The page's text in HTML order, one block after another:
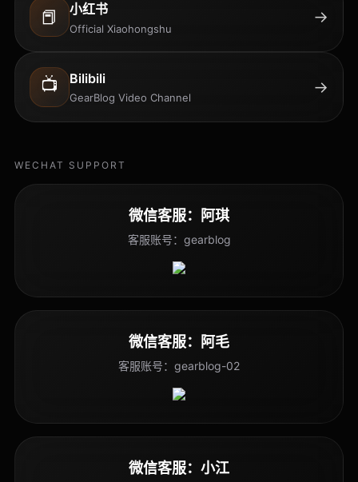
📕 小红书
Official Xiaohongshu
→
📺 Bilibili
GearBlog Video Channel
→
WECHAT SUPPORT
微信客服：阿琪
客服账号：gearblog
微信客服：阿毛
客服账号：gearblog-02
微信客服：小江